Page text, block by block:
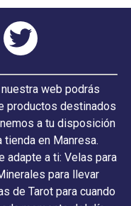
web podrás
productos destinados
a tu disposición
en Manresa.
adapte a ti: Velas para
para llevar
de Tarot para cuando